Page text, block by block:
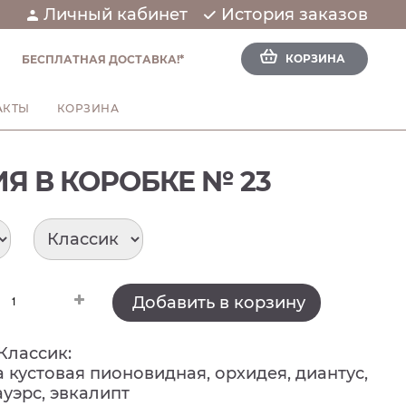
Личный кабинет История заказов
БЕСПЛАТНАЯ ДОСТАВКА!* КОРЗИНА
КОРЗИНА
В КОРОБКЕ № 23
Добавить в корзину
кустовая пионовидная, орхидея, диантус,
эвкалипт